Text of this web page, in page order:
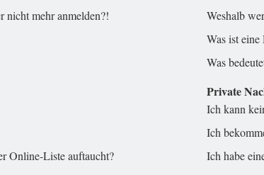
nicht mehr anmelden?!
Online-Liste auftaucht?
Weshalb
Was ist
Was
Private
Ich kann
Ich
Ich habe